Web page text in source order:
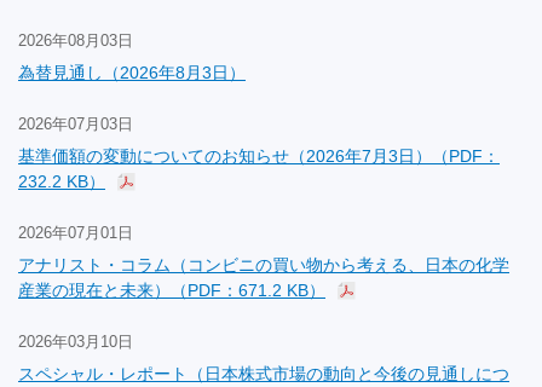
2026年08月03日
為替見通し（2026年8月3日）
2026年07月03日
基準価額の変動についてのお知らせ（2026年7月3日）（PDF：
232.2 KB）
2026年07月01日
アナリスト・コラム（コンビニの買い物から考える、日本の化学
産業の現在と未来）（PDF：671.2 KB）
2026年03月10日
スペシャル・レポート（日本株式市場の動向と今後の見通しにつ